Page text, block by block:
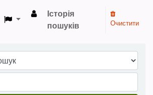
› Електронний каталог
Історія
пошуків
Очистити